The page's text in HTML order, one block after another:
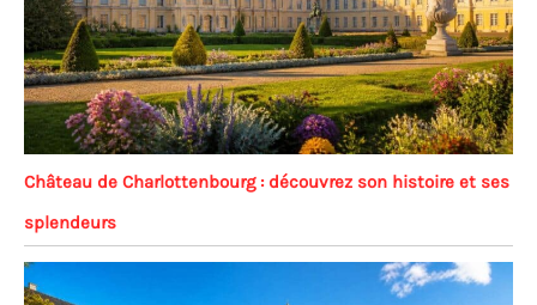
Château de Charlottenbourg : découvrez son histoire et ses
splendeurs